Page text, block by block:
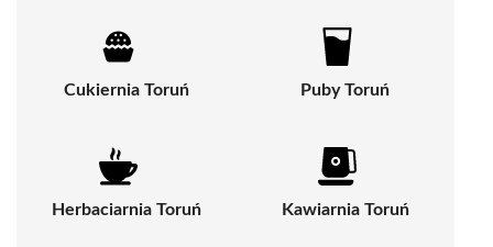
Cukiernia Toruń Puby Toruń
Herbaciarnia Toruń Kawiarnia Toruń